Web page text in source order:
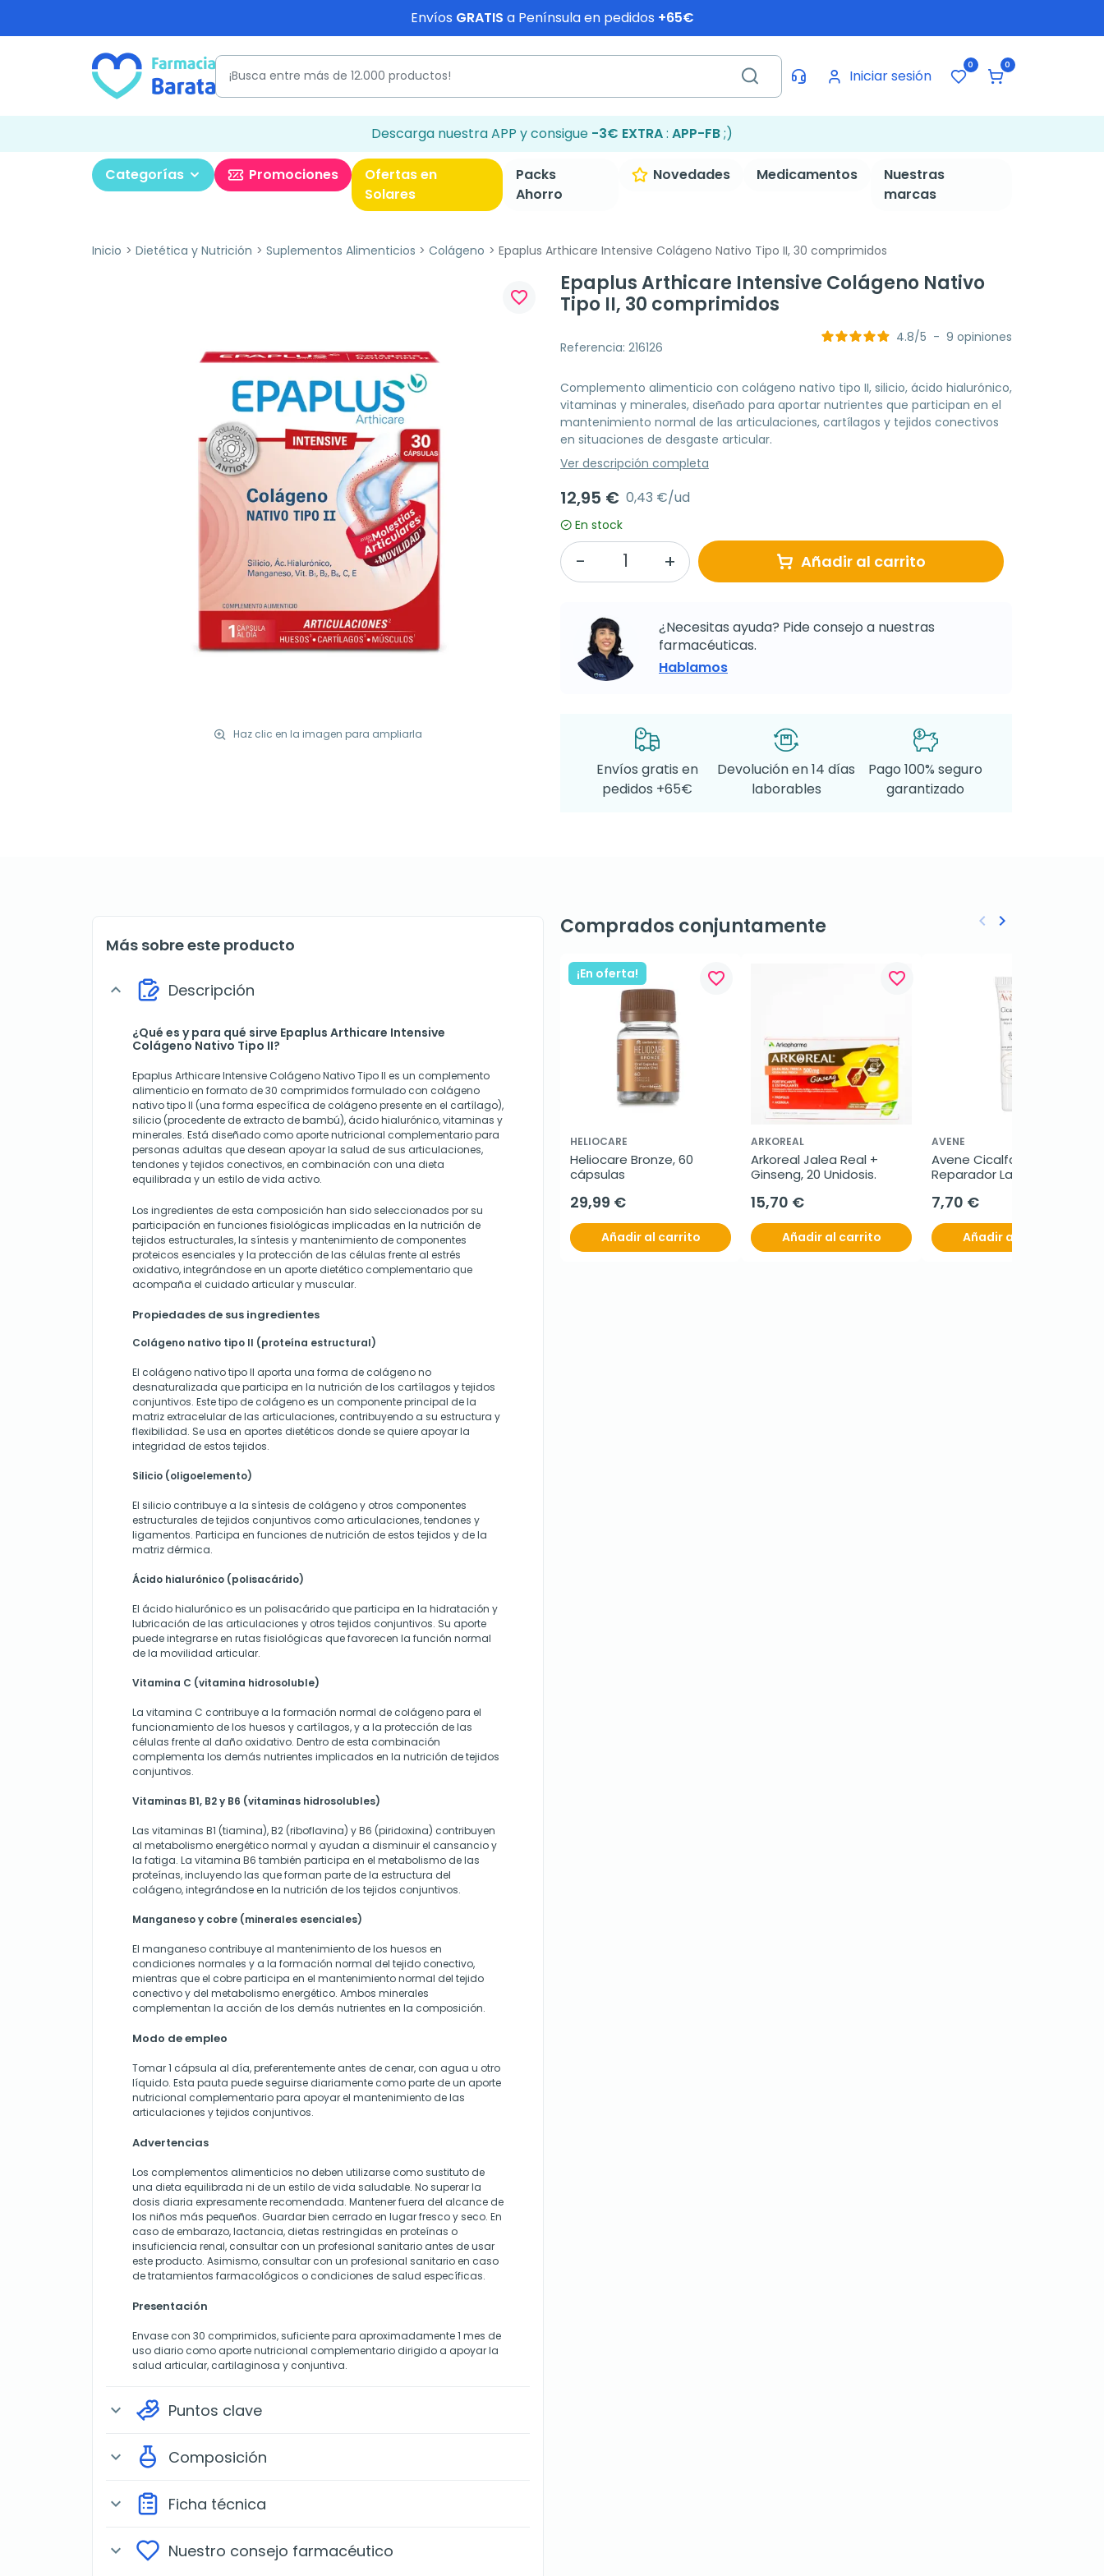
Envíos GRATIS a Península en pedidos +65€
Iniciar sesión
0 0
Descarga nuestra APP y consigue -3€ EXTRA: APP-FB;)
Categorías Promociones
Ofertas en
Solares
Packs
Ahorro
Novedades Medicamentos
Nuestras
marcas
Inicio Dietética y Nutrición Suplementos Alimenticios Colágeno Epaplus Arthicare Intensive Colágeno Nativo Tipo II, 30 comprimidos
Haz clic en la imagen para ampliarla
favorite_border
Epaplus Arthicare Intensive Colágeno Nativo
Tipo II, 30 comprimidos
Referencia: 216126
4.8/5 - 9 opiniones
Complemento alimenticio con colágeno nativo tipo II, silicio, ácido hialurónico,
vitaminas y minerales, diseñado para aportar nutrientes que participan en el
mantenimiento normal de las articulaciones, cartílagos y tejidos conectivos
en situaciones de desgaste articular.
Ver descripción completa
12,95 € 0,43 €/ud
En stock
Añadir al carrito
¿Necesitas ayuda? Pide consejo a nuestras
farmacéuticas.
Hablamos
Envíos gratis en
pedidos +65€
Devolución en 14 días
laborables
Pago 100% seguro
garantizado
Más sobre este producto
expand_more Descripción
¿Qué es y para qué sirve Epaplus Arthicare Intensive
Colágeno Nativo Tipo II?
Epaplus Arthicare Intensive Colágeno Nativo Tipo II es un complemento
alimenticio en formato de 30 comprimidos formulado con colágeno
nativo tipo II (una forma específica de colágeno presente en el cartílago),
silicio (procedente de extracto de bambú), ácido hialurónico, vitaminas y
minerales. Está diseñado como aporte nutricional complementario para
personas adultas que desean apoyar la salud de sus articulaciones,
tendones y tejidos conectivos, en combinación con una dieta
equilibrada y un estilo de vida activo.
Los ingredientes de esta composición han sido seleccionados por su
participación en funciones fisiológicas implicadas en la nutrición de
tejidos estructurales, la síntesis y mantenimiento de componentes
proteicos esenciales y la protección de las células frente al estrés
oxidativo, integrándose en un aporte dietético complementario que
acompaña el cuidado articular y muscular.
Propiedades de sus ingredientes
Colágeno nativo tipo II (proteína estructural)
El colágeno nativo tipo II aporta una forma de colágeno no
desnaturalizada que participa en la nutrición de los cartílagos y tejidos
conjuntivos. Este tipo de colágeno es un componente principal de la
matriz extracelular de las articulaciones, contribuyendo a su estructura y
flexibilidad. Se usa en aportes dietéticos donde se quiere apoyar la
integridad de estos tejidos.
Silicio (oligoelemento)
El silicio contribuye a la síntesis de colágeno y otros componentes
estructurales de tejidos conjuntivos como articulaciones, tendones y
ligamentos. Participa en funciones de nutrición de estos tejidos y de la
matriz dérmica.
Ácido hialurónico (polisacárido)
El ácido hialurónico es un polisacárido que participa en la hidratación y
lubricación de las articulaciones y otros tejidos conjuntivos. Su aporte
puede integrarse en rutas fisiológicas que favorecen la función normal
de la movilidad articular.
Vitamina C (vitamina hidrosoluble)
La vitamina C contribuye a la formación normal de colágeno para el
funcionamiento de los huesos y cartílagos, y a la protección de las
células frente al daño oxidativo. Dentro de esta combinación
complementa los demás nutrientes implicados en la nutrición de tejidos
conjuntivos.
Vitaminas B1, B2 y B6 (vitaminas hidrosolubles)
Las vitaminas B1 (tiamina), B2 (riboflavina) y B6 (piridoxina) contribuyen
al metabolismo energético normal y ayudan a disminuir el cansancio y
la fatiga. La vitamina B6 también participa en el metabolismo de las
proteínas, incluyendo las que forman parte de la estructura del
colágeno, integrándose en la nutrición de los tejidos conjuntivos.
Manganeso y cobre (minerales esenciales)
El manganeso contribuye al mantenimiento de los huesos en
condiciones normales y a la formación normal del tejido conectivo,
mientras que el cobre participa en el mantenimiento normal del tejido
conectivo y del metabolismo energético. Ambos minerales
complementan la acción de los demás nutrientes en la composición.
Modo de empleo
Tomar 1 cápsula al día, preferentemente antes de cenar, con agua u otro
líquido. Esta pauta puede seguirse diariamente como parte de un aporte
nutricional complementario para apoyar el mantenimiento de las
articulaciones y tejidos conjuntivos.
Advertencias
Los complementos alimenticios no deben utilizarse como sustituto de
una dieta equilibrada ni de un estilo de vida saludable. No superar la
dosis diaria expresamente recomendada. Mantener fuera del alcance de
los niños más pequeños. Guardar bien cerrado en lugar fresco y seco. En
caso de embarazo, lactancia, dietas restringidas en proteínas o
insuficiencia renal, consultar con un profesional sanitario antes de usar
este producto. Asimismo, consultar con un profesional sanitario en caso
de tratamientos farmacológicos o condiciones de salud específicas.
Presentación
Envase con 30 comprimidos, suficiente para aproximadamente 1 mes de
uso diario como aporte nutricional complementario dirigido a apoyar la
salud articular, cartilaginosa y conjuntiva.
expand_more Puntos clave
expand_more Composición
expand_more Ficha técnica
expand_more Nuestro consejo farmacéutico
Comprados conjuntamente
¡En oferta! favorite_border
HELIOCARE
Heliocare Bronze, 60
cápsulas
29,99 €
Añadir al carrito
favorite_border
ARKOREAL
Arkoreal Jalea Real +
Ginseng, 20 Unidosis.
15,70 €
Añadir al carrito
AVENE
Avene Cicalfate Balsamo
Reparador Labios, 10ml.
7,70 €
Añadir al carrito
Anterior
keyboard_arrow_left Siguiente
keyboard_arrow_right